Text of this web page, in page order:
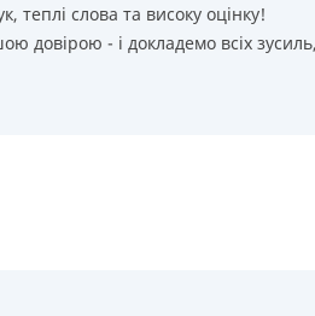
теплі слова та високу оцінку!
довірою - і докладемо всіх